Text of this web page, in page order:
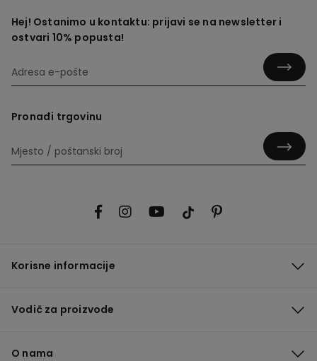
Hej! Ostanimo u kontaktu: prijavi se na newsletter i
ostvari 10% popusta!
Pronađi trgovinu
Korisne informacije
Vodič za proizvode
O nama